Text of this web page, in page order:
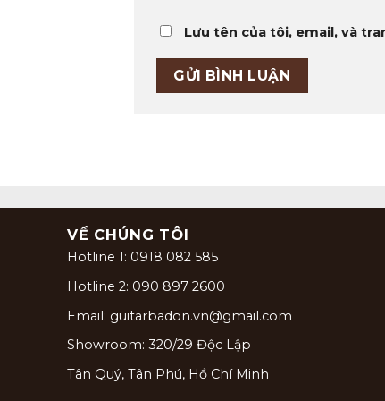
Lưu tên của tôi, email, và
VỀ CHÚNG TÔI
Hotline 1: 0918 082 585
Hotline 2: 090 897 2600
Email: guitarbadon.vn@gmail.com
Showroom: 320/29 Độc Lập
Tân Quý, Tân Phú, Hồ Chí Minh